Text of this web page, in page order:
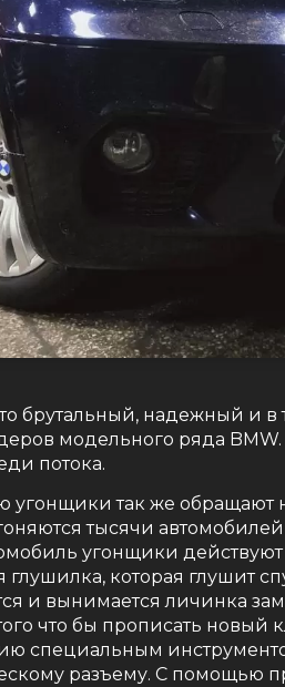
брутальный, надежный и
модельного ряда
потока.
угонщики так же обращают
тысячи
угонщики
глушилка, которая глушит
и вынимается личинка
что бы прописать новый
специальным
разъему. С помощью